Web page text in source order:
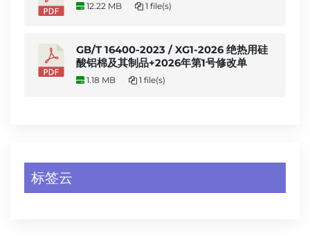
12.22 MB 1 file(s)
GB/T 16400-2023 / XG1-2026 绝热用硅
酸铝棉及其制品+2026年第1号修改单
1.18 MB 1 file(s)
标签云